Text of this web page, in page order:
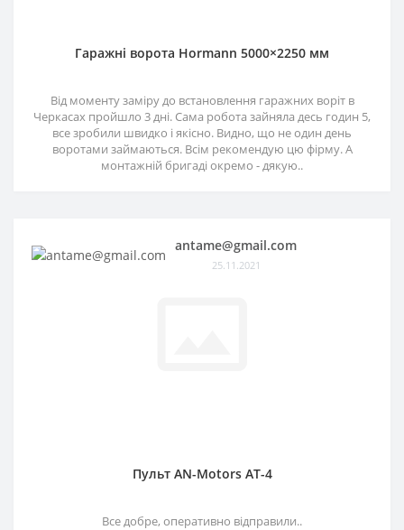
Гаражні ворота Hormann 5000×2250 мм
Від моменту заміру до встановлення гаражних воріт в
Черкасах пройшло 3 дні. Сама робота зайняла десь годин 5,
все зробили швидко і якісно. Видно, що не один день
воротами займаються. Всім рекомендую цю фірму. А
монтажній бригаді окремо - дякую..
antame@gmail.com
25.11.2021
Пульт AN-Motors AT-4
Все добре, оперативно відправили..